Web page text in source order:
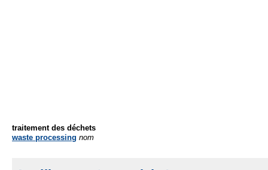
traitement des déchets
waste processing nom